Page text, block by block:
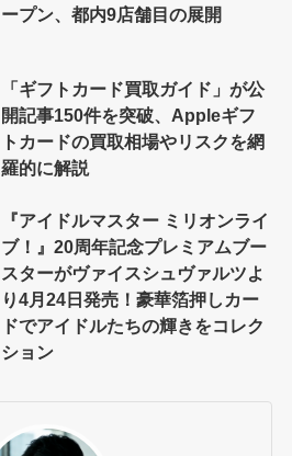
ープン、都内9店舗目の展開
「ギフトカード買取ガイド」が公
開記事150件を突破、Appleギフ
トカードの買取相場やリスクを網
羅的に解説
『アイドルマスター ミリオンライ
ブ！』20周年記念プレミアムブー
スターがヴァイスシュヴァルツよ
り4月24日発売！豪華箔押しカー
ドでアイドルたちの輝きをコレク
ション